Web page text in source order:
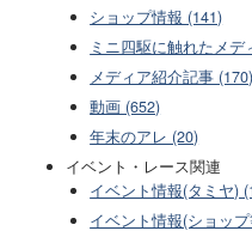
ショップ情報 (141)
ミニ四駆に触れたメ
メディア紹介記事 (170)
動画 (652)
年末のアレ (20)
イベント・レース関連
イベント情報(タミヤ)
イベント情報(ショッ